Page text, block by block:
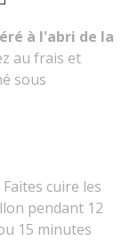
à l'abri de la
au frais et
sous
cuire les
pendant 12
15 minutes